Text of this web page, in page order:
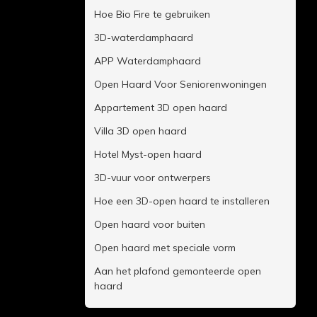
Hoe Bio Fire te gebruiken
3D-waterdamphaard
APP Waterdamphaard
Open Haard Voor Seniorenwoningen
Appartement 3D open haard
Villa 3D open haard
Hotel Myst-open haard
3D-vuur voor ontwerpers
Hoe een 3D-open haard te installeren
Open haard voor buiten
Open haard met speciale vorm
Aan het plafond gemonteerde open
haard